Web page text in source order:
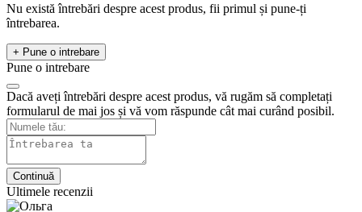
Nu există întrebări despre acest produs, fii primul și pune-ți
întrebarea.
+ Pune o intrebare
Pune o intrebare
Dacă aveți întrebări despre acest produs, vă rugăm să completați
formularul de mai jos și vă vom răspunde cât mai curând posibil.
Continuă
Ultimele recenzii